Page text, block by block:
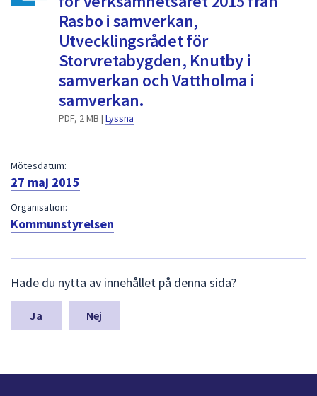
dem.
Rasbo i samverkan,
Utvecklingsrådet för
Storvretabygden, Knutby i
samverkan och Vattholma i
samverkan.
PDF, 2 MB | Lyssna
Mötesdatum:
27 maj 2015
Organisation:
Kommunstyrelsen
ä
m
a
n
Hade du nytta av innehållet på denna sida?
Nej